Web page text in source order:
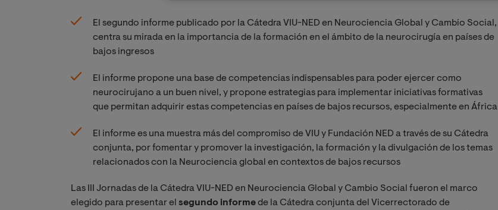
El segundo informe publicado por la Cátedra VIU-NED en Neurociencia Global y Cambio Social,
centra su mirada en la importancia de la formación en el ámbito de la neurocirugía en países de
bajos ingresos
El informe propone una base de competencias indispensables para poder ejercer como
neurocirujano a un buen nivel, y propone estrategias para implementar iniciativas formativas
que permitan adquirir estas competencias en países de bajos recursos, especialmente en África
El informe es una muestra más del compromiso de VIU y Fundación NED a través de su Cátedra
conjunta, por fomentar y promover la investigación, la formación y la divulgación de los temas
relacionados con la Neurociencia global en contextos de bajos recursos
Las III Jornadas de la Cátedra VIU-NED en Neurociencia Global y Cambio Social fueron el marco
elegido para presentar el segundo informede la Cátedra conjunta del Vicerrectorado de